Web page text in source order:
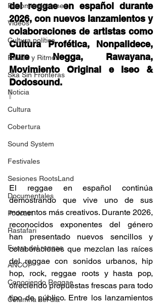
Recomendaciones
Videos
Cultura política
Raíces y Ritmos
Ska Sin Fronteras
Noticia
Cultura
Cobertura
Sound System
Festivales
Sesiones RootsLand
Documentales
Podcast
Rastafari
Fuera del reggae
ANCOP
Conociendo Reggae
Columna del día
del reggae en español durante
2026, con nuevos lanzamientos y
colaboraciones de artistas como
Cultura Profética, Nonpalidece,
Pure Negga, Rawayana,
Movimiento Original e Iseo &
Dodosound.
El reggae en español continúa
demostrando que vive uno de sus
momentos más creativos. Durante 2026,
reconocidos exponentes del género
han presentado nuevos sencillos y
colaboraciones que mezclan las raíces
del reggae con sonidos urbanos, hip
hop, rock, reggae roots y hasta pop,
ofreciendo propuestas frescas para todo
tipo de público. Entre los lanzamientos